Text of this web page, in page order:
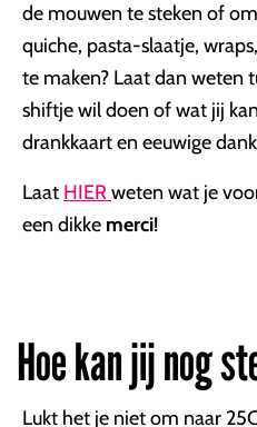
de mouwen te steken of
quiche, pasta-slaatje,
te maken? Laat dan weten
shiftje wil doen of wat jij
drankkaart en eeuwige
Laat HIERweten wat je
een dikke merci!
Hoe kan jij nog
Lukt het je niet om naar